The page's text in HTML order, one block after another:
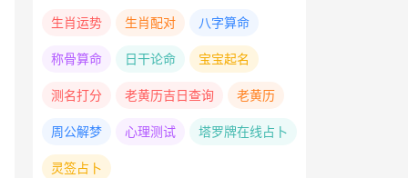
生肖运势 生肖配对 八字算命
称骨算命 日干论命 宝宝起名
测名打分 老黄历吉日查询 老黄历
周公解梦 心理测试 塔罗牌在线占卜
灵签占卜